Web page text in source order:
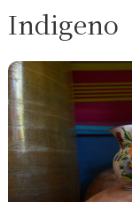
Indigeno